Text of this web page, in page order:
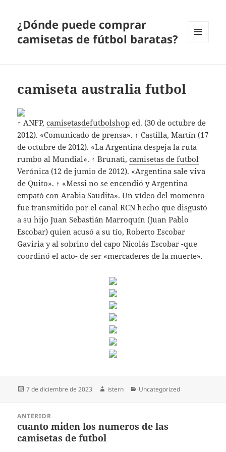
¿Dónde puede comprar
camisetas de fútbol baratas?
camiseta australia futbol
↑ ANFP,camisetasdefutbolshop ed. (30 de octubre de
2012). «Comunicado de prensa». ↑ Castilla, Martín (17
de octubre de 2012). «La Argentina despeja la ruta
rumbo al Mundial». ↑ Brunati,camisetas de futbol
Verónica (12 de jumio de 2012). «Argentina sale viva
de Quito». ↑ «Messi no se encendió y Argentina
empató con Arabia Saudita». Un vídeo del momento
fue transmitido por el canal RCN hecho que disgustó
a su hijo Juan Sebastián Marroquín (Juan Pablo
Escobar) quien acusó a su tío, Roberto Escobar
Gaviria y al sobrino del capo Nicolás Escobar -que
coordinó el acto- de ser «mercaderes de la muerte».
Publicado
7 de diciembre de 2023 Autor
istern Categorías
Uncategorized
entradas
ANTERIOR
Entrada
anterior:
cuanto miden los numeros de las
camisetas de futbol